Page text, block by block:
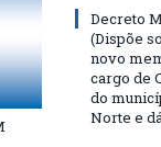
Decreto
(Dispõe
novo
cargo de
do
Norte e